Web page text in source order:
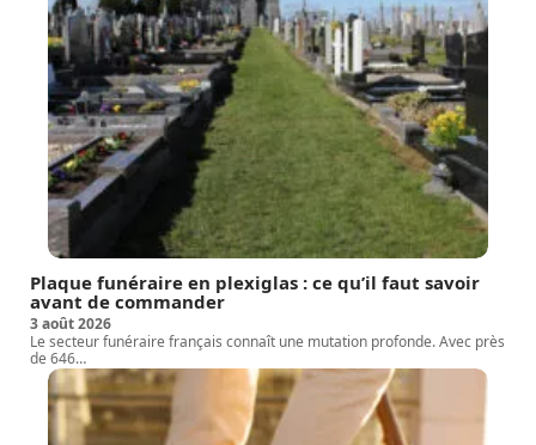
Plaque funéraire en plexiglas : ce qu’il faut savoir
avant de commander
3 août 2026
Le secteur funéraire français connaît une mutation profonde. Avec près
de 646…